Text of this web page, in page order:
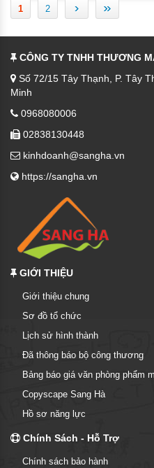
1 2 › »
CÔNG TY TNHH THƯƠNG
Số 72/15 Tây Thạnh, P. Tây
Minh
0968080006
02838130448
kinhdoanh@sangha.vn
https://sangha.vn
GIỚI THIỆU
Giới thiệu chung
Sơ đồ tổ chức
Lịch sử hình thành
Đã thông báo bộ công thương
Bảng báo giá văn phòng phẩm
Copyscape Sang Hà
Hồ sơ năng lực
Chính Sách - Hỗ Trợ
Chính sách bảo hành